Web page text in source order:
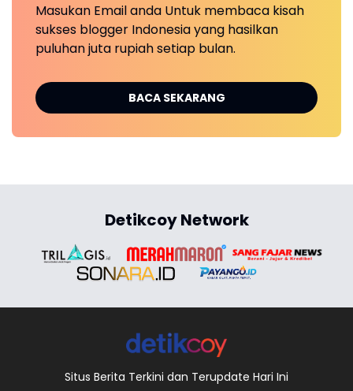
Masukan Email anda Untuk membaca kisah
sukses blogger Indonesia yang hasilkan
puluhan juta rupiah setiap bulan.
BACA SEKARANG
Detikcoy Network
Situs Berita Terkini dan Terupdate Hari Ini